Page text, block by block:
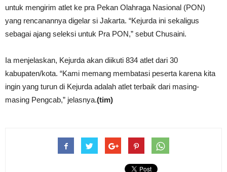
untuk mengirim atlet ke pra Pekan Olahraga Nasional (PON)
yang rencanannya digelar si Jakarta. “Kejurda ini sekaligus
sebagai ajang seleksi untuk Pra PON,” sebut Chusaini.
Ia menjelaskan, Kejurda akan diikuti 834 atlet dari 30
kabupaten/kota. “Kami memang membatasi peserta karena kita
ingin yang turun di Kejurda adalah atlet terbaik dari masing-
masing Pengcab,” jelasnya.(tim)